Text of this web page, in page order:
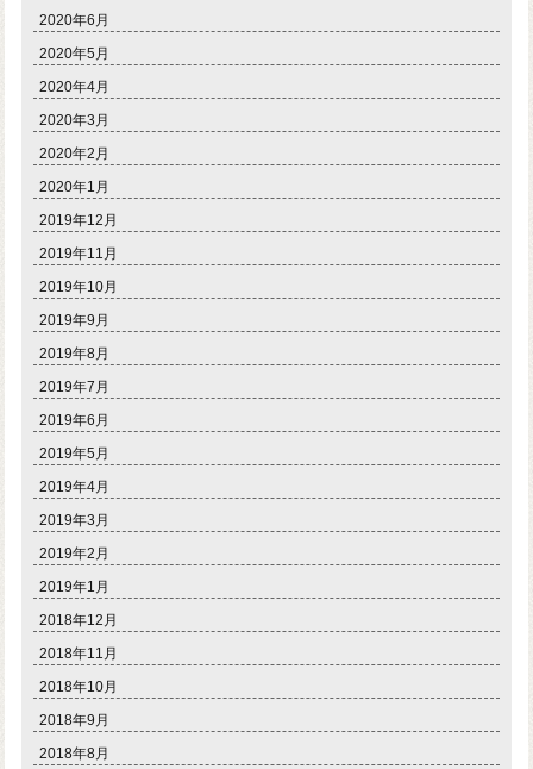
2020年6月
2020年5月
2020年4月
2020年3月
2020年2月
2020年1月
2019年12月
2019年11月
2019年10月
2019年9月
2019年8月
2019年7月
2019年6月
2019年5月
2019年4月
2019年3月
2019年2月
2019年1月
2018年12月
2018年11月
2018年10月
2018年9月
2018年8月